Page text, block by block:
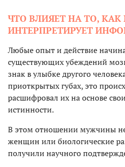
ЧТО ВЛИЯЕТ НА ТО, КАК
ИНТЕРПРЕТИРУЕТ
Любые опыт и действие
существующих убеждений
знак в улыбке другого
приоткрытых губах, это
расшифровал их на основе
истинности.
В этом отношении мужчины
женщин или биологические
получили научного